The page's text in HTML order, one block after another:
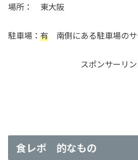
場所： 東大阪
駐車場： 有 南側にある駐車場の
スポンサーリ
食レポ 的なもの